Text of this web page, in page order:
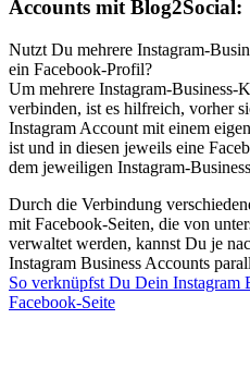
Accounts mit Blog2Social:
Nutzt Du mehrere Instagram-
ein Facebook-Profil?
Um mehrere Instagram-Business-
verbinden, ist es hilfreich, vorher
Instagram Account mit einem
ist und in diesen jeweils eine
dem jeweiligen Instagram-
Durch die Verbindung
mit Facebook-Seiten, die von
verwaltet werden, kannst Du je
Instagram Business Accounts
So verknüpfst Du Dein Instagram
Facebook-Seite